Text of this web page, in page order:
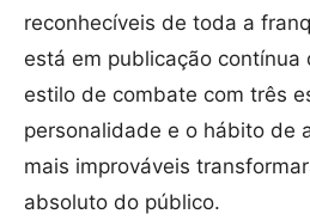
reconhecíveis de toda a
está em publicação contínua
estilo de combate com três
personalidade e o hábito de
mais improváveis
absoluto do público.